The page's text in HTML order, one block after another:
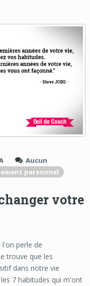
Aucun
personnel
votre
perle de
trouve que les
dans notre vie
7 habitudes qui m'ont